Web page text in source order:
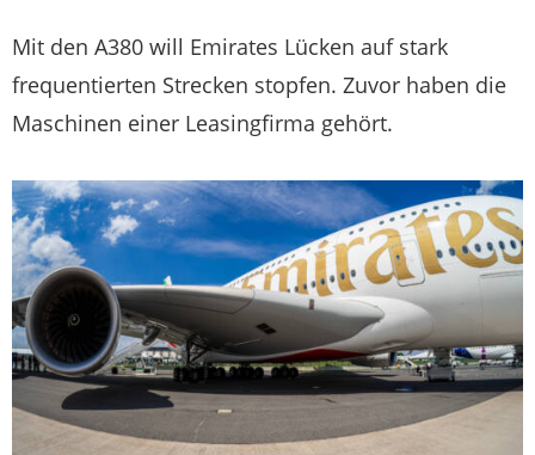
Mit den A380 will Emirates Lücken auf stark
frequentierten Strecken stopfen. Zuvor haben die
Maschinen einer Leasingfirma gehört.